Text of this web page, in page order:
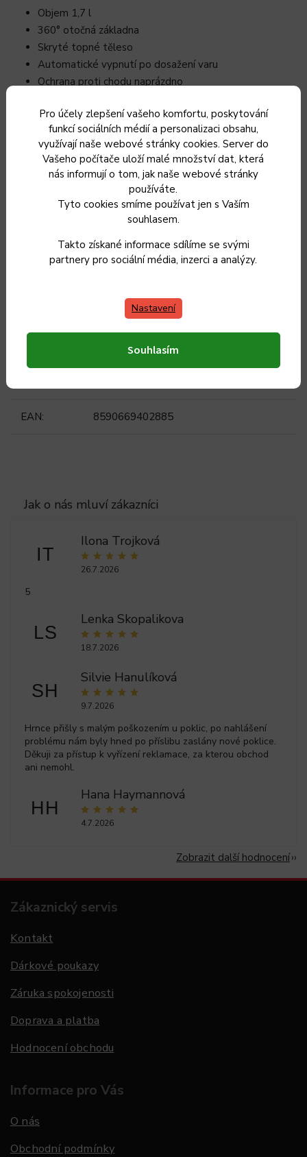
Pro účely zlepšení vašeho komfortu, poskytování
funkcí sociálních médií a personalizaci obsahu,
využívají naše webové stránky cookies. Server do
Vašeho počítače uloží malé množství dat, která
nás informují o tom, jak naše webové stránky
používáte.
Tyto cookies smíme používat jen s Vaším
souhlasem.
Takto získané informace sdílíme se svými
partnery pro sociální média, inzerci a analýzy.
Nastavení
Souhlasím
Objem 1,7 l
360° otočná základna
Skryté topné těleso
Automatické vypnutí po dosažení varu
Ochrana proti chodu naprázdno
Ukazatel hladiny vody
Odnímatelný filtr proti vodnímu kameni
Příkon 2200 W
Nerezové provedení
Doplňkové parametry
Rychlovarné konvice
EAN: 8590669402885
IT
Ilona Trojková
26.7.2026
5
LS
Lenka Skopalikova
18.7.2026
SH
Silvie Hanulíková
9.7.2026
Hrnce přišly s malým poškozením u poklic, po nahlášení
problému nám byly hned po příslibu zaslány nové poklice.
Děkuji za přístup k vyřízení reklamace, za kterou obchod
ani nemohl.
HH
Hana Haymannová
4.7.2026
Zobrazit další hodnocení
Zákaznický servis
Kontakt
Dárkové poukazy
Záruka spokojenosti
Doprava a platba
Hodnocení obchodu
Informace pro Vás
O nás
Obchodní podmínky